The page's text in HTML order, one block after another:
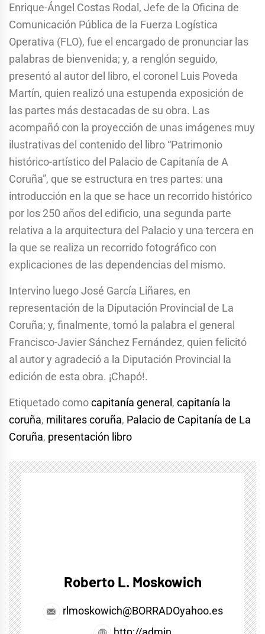
Enrique-Ángel Costas Rodal, Jefe de la Oficina de
Comunicación Pública de la Fuerza Logística
Operativa (FLO), fue el encargado de pronunciar las
palabras de bienvenida; y, a renglón seguido,
presentó al autor del libro, el coronel Luis Poveda
Martín, quien realizó una estupenda exposición de
las partes más destacadas de su obra. Las
acompañó con la proyección de unas imágenes muy
ilustrativas del contenido del libro “Patrimonio
histórico-artístico del Palacio de Capitanía de A
Coruña”, que se estructura en tres partes: una
introducción en la que se hace un recorrido histórico
por los 250 años del edificio, una segunda parte
relativa a la arquitectura del Palacio y una tercera en
la que se realiza un recorrido fotográfico con
explicaciones de las dependencias del mismo.
Intervino luego José García Liñares, en
representación de la Diputación Provincial de La
Coruña; y, finalmente, tomó la palabra el general
Francisco-Javier Sánchez Fernández, quien felicitó
al autor y agradeció a la Diputación Provincial la
edición de esta obra. ¡Chapó!.
Etiquetado comocapitanía general, capitanía la
coruña, militares coruña, Palacio de Capitanía de La
Coruña, presentación libro
Roberto L. Moskowich
rlmoskowich@BORRADOyahoo.es